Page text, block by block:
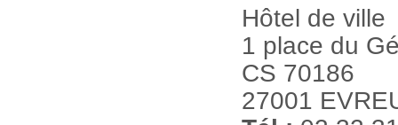
Hôtel de ville
1 place du
CS 70186
27001